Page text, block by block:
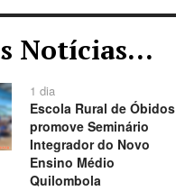
Notícias...
1 dia
Escola Rural de Óbidos
promove Seminário
Integrador do Novo
Ensino Médio
Quilombola